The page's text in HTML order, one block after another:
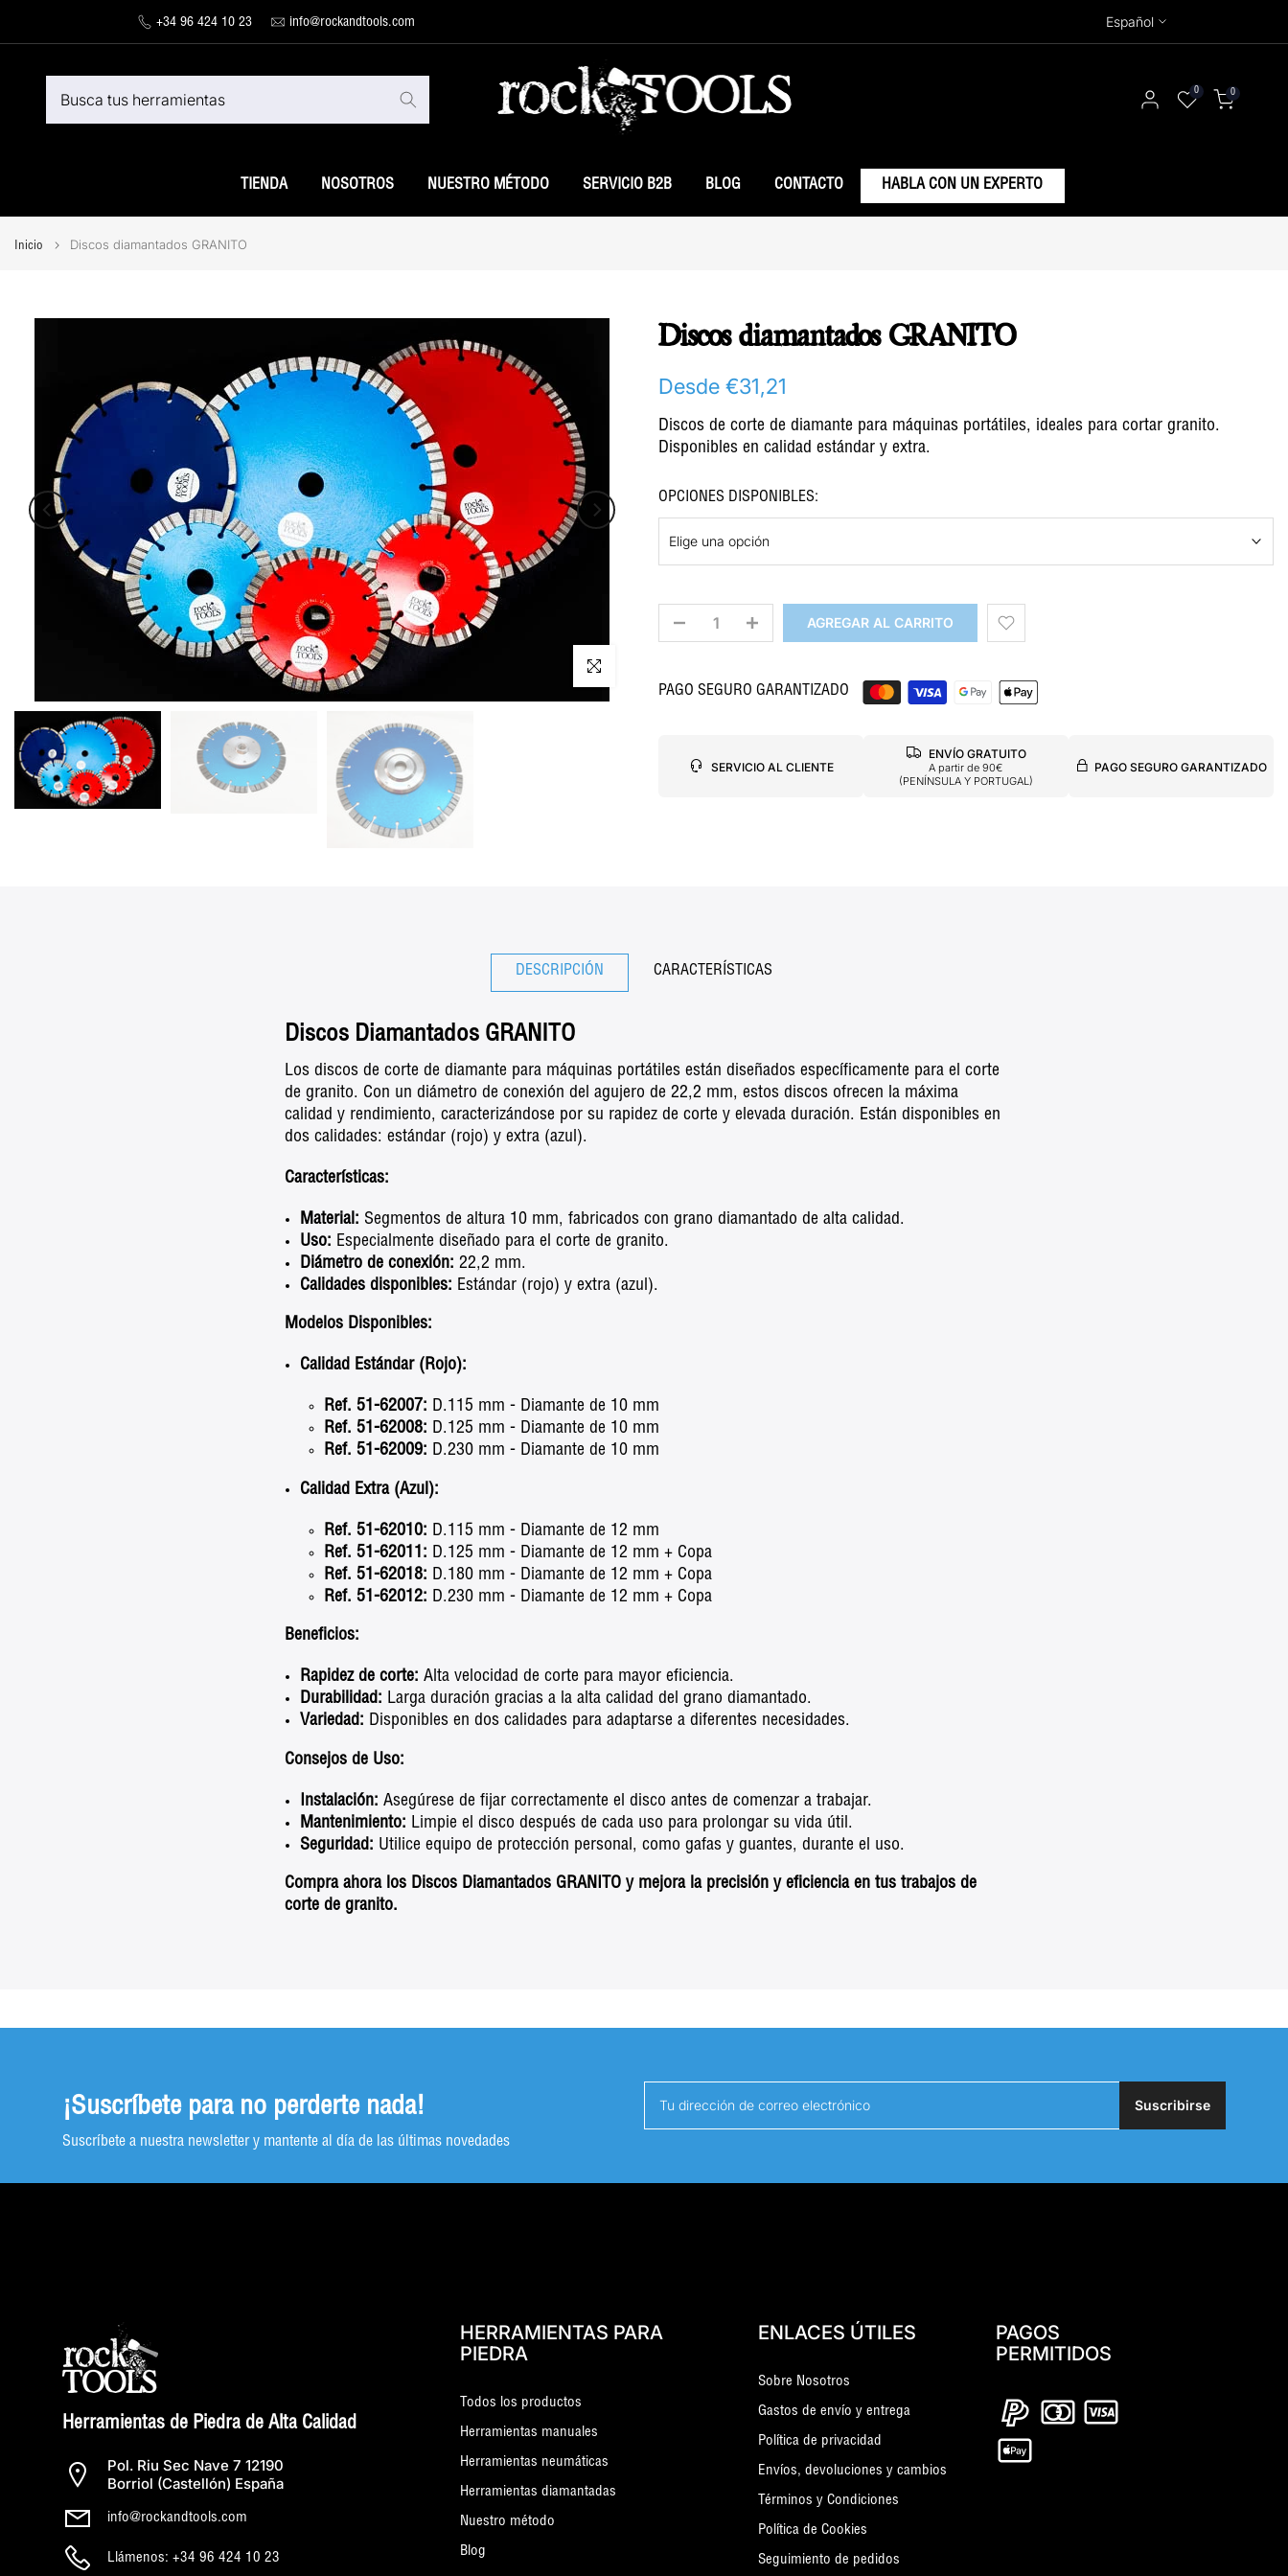
al
+34 96 424 10 23 info@rockandtools.com Español
0 0
TIENDA NOSOTROS NUESTRO MÉTODO SERVICIO B2B BLOG CONTACTO HABLA CON UN EXPERTO
Inicio Discos diamantados GRANITO
Haz clic para ampliar
Discos diamantados GRANITO
Desde €31,21
Discos de corte de diamante para máquinas portátiles, ideales para cortar granito.
Disponibles en calidad estándar y extra.
OPCIONES DISPONIBLES:
Elige una opción
AGREGAR AL CARRITO
PAGO SEGURO GARANTIZADO
SERVICIO AL CLIENTE
ENVÍO GRATUITO
A partir de 90€
(PENÍNSULA Y PORTUGAL)
PAGO SEGURO GARANTIZADO
DESCRIPCIÓN CARACTERÍSTICAS
Discos Diamantados GRANITO
Los discos de corte de diamante para máquinas portátiles están diseñados específicamente para el corte
de granito. Con un diámetro de conexión del agujero de 22,2 mm, estos discos ofrecen la máxima
calidad y rendimiento, caracterizándose por su rapidez de corte y elevada duración. Están disponibles en
dos calidades: estándar (rojo) y extra (azul).
Características:
Material: Segmentos de altura 10 mm, fabricados con grano diamantado de alta calidad.
Uso: Especialmente diseñado para el corte de granito.
Diámetro de conexión: 22,2 mm.
Calidades disponibles: Estándar (rojo) y extra (azul).
Modelos Disponibles:
Calidad Estándar (Rojo):
Ref. 51-62007: D.115 mm - Diamante de 10 mm
Ref. 51-62008: D.125 mm - Diamante de 10 mm
Ref. 51-62009: D.230 mm - Diamante de 10 mm
Calidad Extra (Azul):
Ref. 51-62010: D.115 mm - Diamante de 12 mm
Ref. 51-62011: D.125 mm - Diamante de 12 mm + Copa
Ref. 51-62018: D.180 mm - Diamante de 12 mm + Copa
Ref. 51-62012: D.230 mm - Diamante de 12 mm + Copa
Beneficios:
Rapidez de corte: Alta velocidad de corte para mayor eficiencia.
Durabilidad: Larga duración gracias a la alta calidad del grano diamantado.
Variedad: Disponibles en dos calidades para adaptarse a diferentes necesidades.
Consejos de Uso:
Instalación: Asegúrese de fijar correctamente el disco antes de comenzar a trabajar.
Mantenimiento: Limpie el disco después de cada uso para prolongar su vida útil.
Seguridad: Utilice equipo de protección personal, como gafas y guantes, durante el uso.
Compra ahora los Discos Diamantados GRANITO y mejora la precisión y eficiencia en tus trabajos de
corte de granito.
¡Suscríbete para no perderte nada!
Suscríbete a nuestra newsletter y mantente al día de las últimas novedades
Suscribirse
Herramientas de Piedra de Alta Calidad
Pol. Riu Sec Nave 7 12190
Borriol (Castellón) España
info@rockandtools.com
Llámenos: +34 96 424 10 23
HERRAMIENTAS PARA
PIEDRA
Todos los productos
Herramientas manuales
Herramientas neumáticas
Herramientas diamantadas
Nuestro método
Blog
ENLACES ÚTILES
Sobre Nosotros
Gastos de envío y entrega
Política de privacidad
Envíos, devoluciones y cambios
Términos y Condiciones
Política de Cookies
Seguimiento de pedidos
PAGOS
PERMITIDOS